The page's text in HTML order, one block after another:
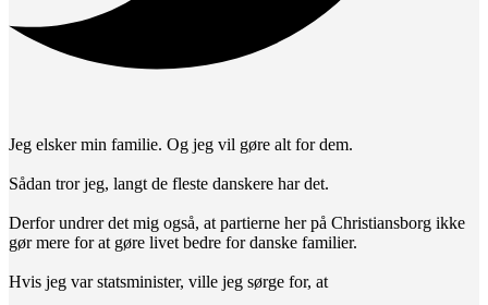
Jeg elsker min familie. Og jeg vil gøre alt for dem.
Sådan tror jeg, langt de fleste danskere har det.
Derfor undrer det mig også, at partierne her på Christiansborg ikke
gør mere for at gøre livet bedre for danske familier.
Hvis jeg var statsminister, ville jeg sørge for, at